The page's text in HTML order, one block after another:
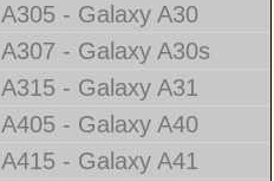
A305 - Galaxy A30
A307 - Galaxy A30s
A315 - Galaxy A31
A405 - Galaxy A40
A415 - Galaxy A41